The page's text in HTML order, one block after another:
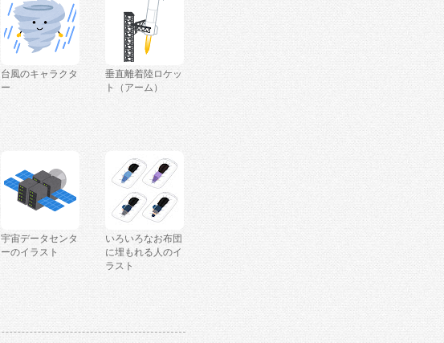
台風のキャラクタ
ー
垂直離着陸ロケッ
ト（アーム）
宇宙データセンタ
ーのイラスト
いろいろなお布団
に埋もれる人のイ
ラスト